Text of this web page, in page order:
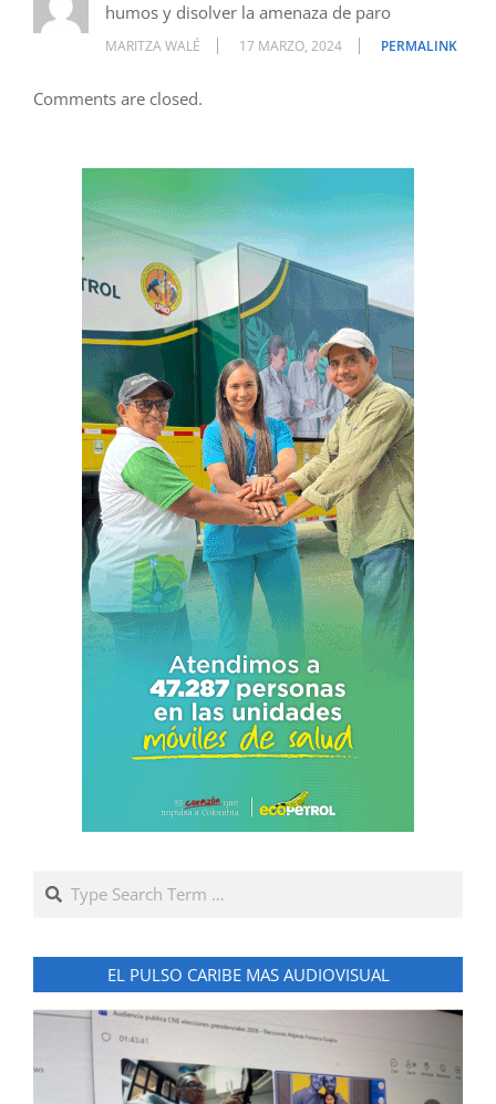
humos y disolver la amenaza de paro
MARITZA WALÉ 17 MARZO, 2024 PERMALINK
Comments are closed.
Search
EL PULSO CARIBE MAS AUDIOVISUAL